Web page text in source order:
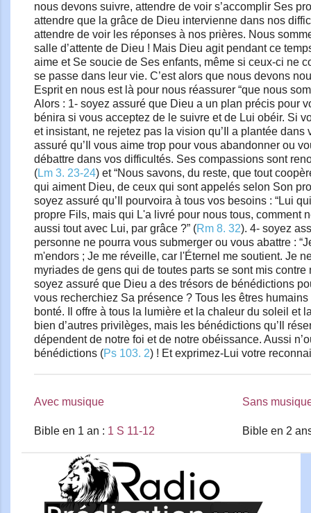
nous devons suivre, attendre de voir s’accomplir Ses
attendre que la grâce de Dieu intervienne dans nos
attendre de voir les réponses à nos prières. Nous
salle d’attente de Dieu ! Mais Dieu agit pendant ce
aime et Se soucie de Ses enfants, même si ceux-ci ne
se passe dans leur vie. C’est alors que nous devons
Esprit en nous est là pour nous réassurer “que nous
Alors : 1- soyez assuré que Dieu a un plan précis pour
bénira si vous acceptez de le suivre et de Lui obéir. Si
et insistant, ne rejetez pas la vision qu’Il a plantée dans
assuré qu’Il vous aime trop pour vous abandonner ou
débattre dans vos difficultés. Ses compassions sont
(Lm 3. 23-24) et “Nous savons, du reste, que tout
qui aiment Dieu, de ceux qui sont appelés selon Son
soyez assuré qu’Il pourvoira à tous vos besoins : “Lui
propre Fils, mais qui L'a livré pour nous tous, comment
aussi tout avec Lui, par grâce ?” (Rm 8. 32). 4- soyez
personne ne pourra vous submerger ou vous abattre :
m'endors ; Je me réveille, car l'Éternel me soutient. Je
myriades de gens qui de toutes parts se sont mis contre
soyez assuré que Dieu a des trésors de bénédictions
vous recherchiez Sa présence ? Tous les êtres
bonté. Il offre à tous la lumière et la chaleur du soleil et
bien d’autres privilèges, mais les bénédictions qu’Il
dépendent de notre foi et de notre obéissance. Aussi
bénédictions (Ps 103. 2) ! Et exprimez-Lui votre
Avec musique
Bible en 1 an : 1 S 11-12
Sans
Bible en 2